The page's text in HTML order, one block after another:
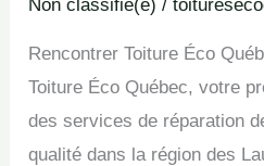
Non classifié(e) /
Rencontrer Toiture Éco
Toiture Éco Québec, votre
des services de réparation
qualité dans la région des
Laurentides